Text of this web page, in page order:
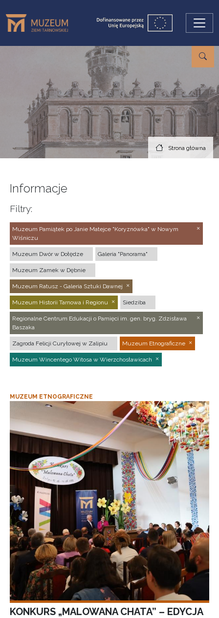
Strona główna
Informacje
Filtry:
Muzeum Pamiątek po Janie Matejce "Koryznówka" w Nowym
Wiśniczu
Muzeum Dwór w Dołędze Galeria "Panorama"
Muzeum Zamek w Dębnie
Muzeum Ratusz - Galeria Sztuki Dawnej
Muzeum Historii Tarnowa i Regionu Siedziba
Regionalne Centrum Edukacji o Pamięci im. gen. bryg. Zdzisława
Baszaka
Zagroda Felicji Curyłowej w Zalipiu Muzeum Etnograficzne
Muzeum Wincentego Witosa w Wierzchosławicach
MUZEUM ETNOGRAFICZNE
KONKURS „MALOWANA CHATA” – EDYCJA